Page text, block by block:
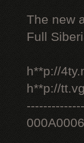
The new
Full
h**p://
h**p://